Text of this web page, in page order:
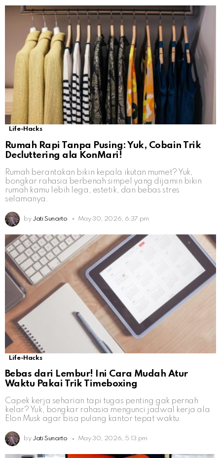
Life-Hacks
Rumah Rapi Tanpa Pusing: Yuk, Cobain Trik
Decluttering ala KonMari!
Rumah berantakan bikin kepala ikutan mumet? Yuk,
bongkar rahasia berbenah simpel yang dijamin bikin
rumah kamu lebih lega, estetik, dan bebas stres
selamanya.
by Jati Sunarto May 30, 2026, 6:37 pm
Life-Hacks
Bebas dari Lembur! Ini Cara Mudah Atur
Waktu Pakai Trik Timeboxing
Capek kerja seharian tapi tugas penting gak pernah
kelar? Yuk, bongkar rahasia mengunci jadwal kerja ala
Elon Musk agar bisa pulang kantor tepat waktu.
by Jati Sunarto May 30, 2026, 5:13 pm